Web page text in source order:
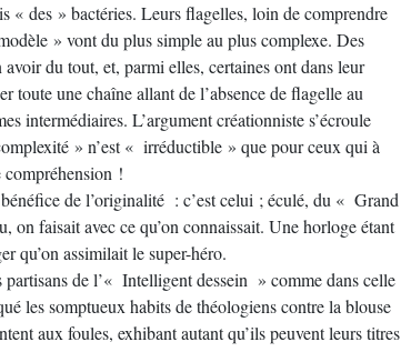
« des » bactéries. Leurs flagelles, loin de comprendre
» vont du plus simple au plus complexe. Des
du tout, et, parmi elles, certaines ont dans leur
une chaîne allant de l’absence de flagelle au
intermédiaires. L’argument créationniste s’écroule
» n’est « irréductible » que pour ceux qui à
compréhension !
de l’originalité : c’est celui ; éculé, du « Grand
faisait avec ce qu’on connaissait. Une horloge étant
qu’on assimilait le super-héro.
partisans de l’« Intelligent dessein » comme dans celle
les somptueux habits de théologiens contre la blouse
aux foules, exhibant autant qu’ils peuvent leurs titres